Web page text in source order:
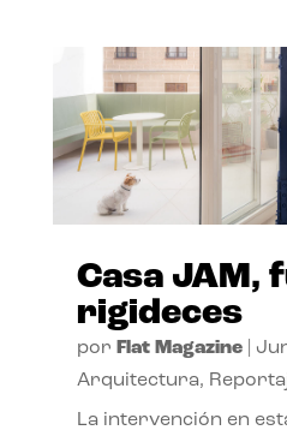
Casa JAM,
rigideces
por Flat Magazine|
Arquitectura,
La intervención en